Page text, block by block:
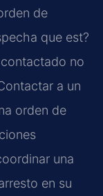
de
que est?
no
a un
orden de
una
en su